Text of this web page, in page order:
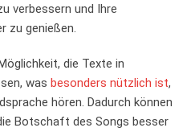
verbessern und​ Ihre
zu genießen.
die ‌Texte in
was​ besonders nützlich ist,
hören. Dadurch können
Botschaft ‍des⁢ Songs besser